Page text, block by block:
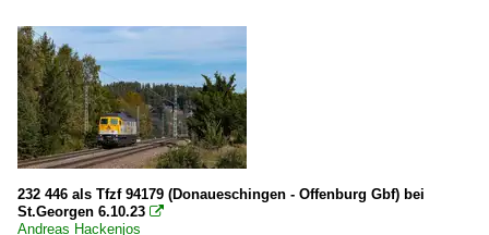
232 446 als Tfzf 94179 (Donaueschingen - Offenburg Gbf) bei
St.Georgen 6.10.23 
Andreas Hackenjos